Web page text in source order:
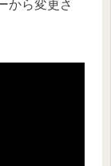
から変更さ